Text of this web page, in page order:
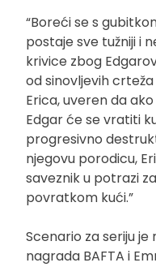
“Boreći se s
postaje sve tužniji i
krivice zbog
od sinovljevih
Erica, uveren da
Edgar će se vratiti
progresivno
njegovu porodicu,
saveznik u potrazi
povratkom kući.”
Scenario za seriju
nagrada BAFTA i